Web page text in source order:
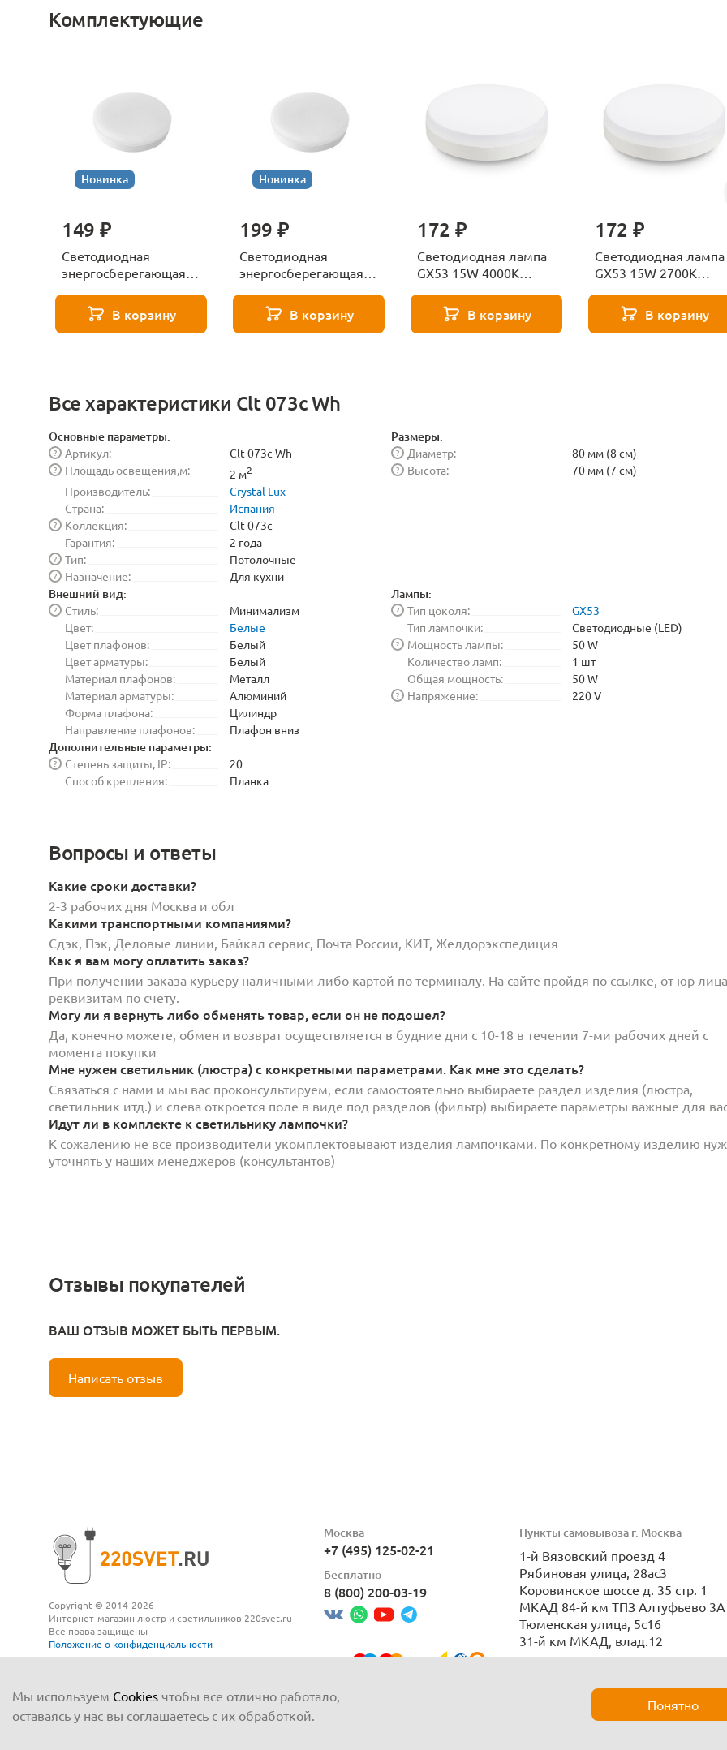
Комплектующие
Новинка
149 ₽
Светодиодная
энергосберегающая
4000K Lightstar
943084-XS
В корзину
Новинка
199 ₽
Светодиодная
энергосберегающая
860LM 4000K Lightstar
943124-XS
В корзину
172 ₽
Светодиодная лампа
GX53 15W 4000K
531504 В корзину
172 ₽
Светодиодная лампа
GX53 15W 2700K
531503 В корзину
Все характеристики Clt 073c Wh
Основные параметры:
Артикул:
?
Clt 073c Wh
Площадь освещения,м:
? 2 м2
Производитель:
Crystal Lux
Страна:
Испания
Коллекция:
?
Clt 073c
Гарантия:
2 года
Тип:
?
Потолочные
Назначение:
? Для кухни
Размеры:
Диаметр:
?
80 мм (8 см)
Высота:
? 70 мм (7 см)
Внешний вид:
Стиль:
?
Минимализм
Цвет:
Белые
Цвет плафонов:
Белый
Цвет арматуры:
Белый
Материал плафонов:
Металл
Материал арматуры:
Алюминий
Форма плафона:
Цилиндр
Направление плафонов:
Плафон вниз
Лампы:
Тип цоколя:
?
GX53
Тип лампочки:
Светодиодные (LED)
Мощность лампы:
?
50 W
Количество ламп:
1 шт
Общая мощность:
50 W
Напряжение:
? 220 V
Дополнительные параметры:
Степень защиты, IP:
?
20
Способ крепления:
Планка
Вопросы и ответы
Какие сроки доставки?
2-3 рабочих дня Москва и обл
Какими транспортными компаниями?
Сдэк, Пэк, Деловые линии, Байкал сервис, Почта России, КИТ, Желдорэкспедиция
Как я вам могу оплатить заказ?
При получении заказа курьеру наличными либо картой по терминалу. На сайте пройдя по ссылке, от юр
реквизитам по счету.
Могу ли я вернуть либо обменять товар, если он не подошел?
Да, конечно можете, обмен и возврат осуществляется в будние дни с 10-18 в течении 7-ми рабочих дней с
момента покупки
Мне нужен светильник (люстра) с конкретными параметрами. Как мне это сделать?
Связаться с нами и мы вас проконсультируем, если самостоятельно выбираете раздел изделия (люстра,
светильник итд.) и слева откроется поле в виде под разделов (фильтр) выбираете параметры важные для
Идут ли в комплекте к светильнику лампочки?
К сожалению не все производители укомплектовывают изделия лампочками. По конкретному изделию
уточнять у наших менеджеров (консультантов)
Отзывы покупателей
ВАШ ОТЗЫВ МОЖЕТ БЫТЬ ПЕРВЫМ.
Написать отзыв
Copyright © 2014-2026
Интернет-магазин люстр и светильников 220svet.ru
Все права защищены
Положение о конфиденциальности
Москва
+7 (495) 125-02-21
Бесплатно
8 (800) 200-03-19
Пункты самовывоза г. Москва
1-й Вязовский проезд 4
Рябиновая улица, 28ас3
Коровинское шоссе д. 35 стр. 1
МКАД 84-й км ТПЗ Алтуфьево 3А
Тюменская улица, 5с16
31-й км МКАД, влад.12
Мы используем Cookies чтобы все отлично работало,
оставаясь у нас вы соглашаетесь с их обработкой.
Понятно